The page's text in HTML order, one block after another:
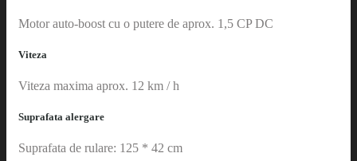
Motor auto-boost cu o putere de aprox. 1,5 CP DC
Viteza
Viteza maxima aprox. 12 km / h
Suprafata alergare
Suprafata de rulare: 125 * 42 cm